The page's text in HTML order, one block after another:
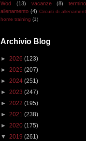
Wod
(13) vacanze (8)
allenamento (4) Circuiti di
home training (1)
Archivio Blog
► 2026 (123)
► 2025 (207)
► 2024 (251)
► 2023 (247)
► 2022 (195)
► 2021 (238)
► 2020 (175)
▼ 2019 (261)